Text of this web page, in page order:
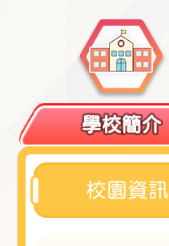
學校簡介
校園資訊